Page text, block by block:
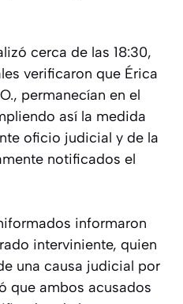
cerca de las 18:30,
verificaron que Érica
permanecían en el
así la medida
oficio judicial y de la
notificados el
informaron
interviniente, quien
una causa judicial por
que ambos acusados